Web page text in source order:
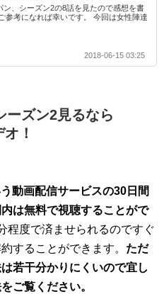
ン、シーズン2の8話を見たので感想を書
参考になれば幸いです。 今回は女性陣達
2018-06-15 03:25
ーズン2見るなら
！
動画配信サービスの30日間
は無料で視聴することがで
程度で済ませられるのですぐ
することができます。 ただ
若干分かりにくいので宜し
ご覧ください。